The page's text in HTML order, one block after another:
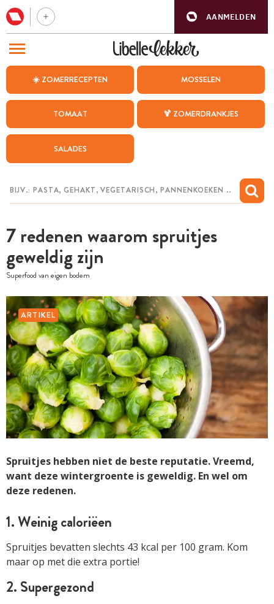
AANMELDEN
☀️ ZOMERRECEPTEN MOSSELEN
TOMAAT 🍹 ZOMERDRANKJES
SALADES
7 redenen waarom spruitjes
geweldig zijn
Superfood van eigen bodem
ARTIKEL
Spruitjes hebben niet de beste reputatie. Vreemd,
want deze wintergroente is geweldig. En wel om
deze redenen.
1. Weinig caloriëen
Spruitjes bevatten slechts 43 kcal per 100 gram. Kom
maar op met die extra portie!
2. Supergezond
BEZOEK ONZE ANDERE WEBSITES
WEEKMENU
CHAT MET MAIA
MIJN BEWAARDE RECEPTEN